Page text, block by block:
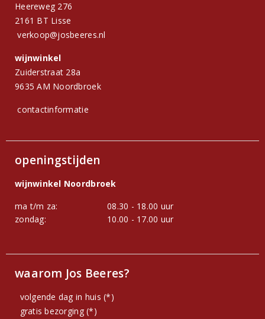
Heereweg 276
2161 BT Lisse
verkoop@josbeeres.nl
wijnwinkel
Zuiderstraat 28a
9635 AM Noordbroek
contactinformatie
openingstijden
wijnwinkel Noordbroek
ma t/m za:
08.30 - 18.00 uur
zondag:
10.00 - 17.00 uur
waarom Jos Beeres?
volgende dag in huis (*)
gratis bezorging (*)